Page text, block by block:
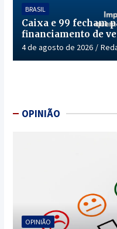
BRASIL
Caixa e 99 fecham
financiamento de
4 de agosto de 2026
OPINIÃO
OPINIÃO